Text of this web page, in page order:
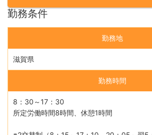
勤務条件
勤務地
滋賀県
勤務時間
8：30～17：30
所定労働時間8時間、休憩1時間